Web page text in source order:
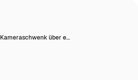
Kameraschwenk über e…